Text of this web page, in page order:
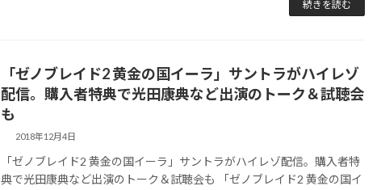
続きを読む
「ゼノブレイド2 黄金の国イーラ」サントラがハイレゾ
配信。購入者特典で光田康典など出演のトーク＆試聴会
も
2018年12月4日
「ゼノブレイド2 黄金の国イーラ」サントラがハイレゾ配信。購入者特
典で光田康典など出演のトーク＆試聴会も 「ゼノブレイド2 黄金の国イ